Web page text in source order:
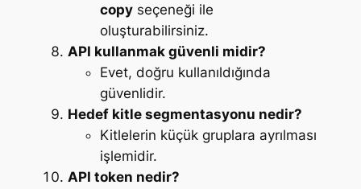
copyseçeneği ile
oluşturabilirsiniz.
API kullanmak güvenli midir?
Evet, doğru kullanıldığında
güvenlidir.
Hedef kitle segmentasyonu nedir?
Kitlelerin küçük gruplara ayrılması
işlemidir.
API token nedir?